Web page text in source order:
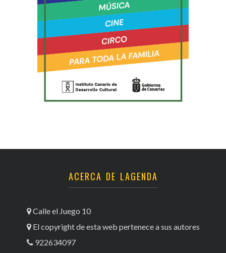
ACERCA DE LAGENDA
Calle el Juego 10
El copyright de esta web pertenece a sus autores
922634097